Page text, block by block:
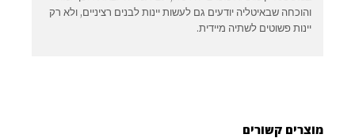
מוצרים קשורים
והוכחה שבאיטליה יודעים גם לעשות יינות לבנים רציניים, ולא רק
יינות פשוטים לשתיה מיידית.